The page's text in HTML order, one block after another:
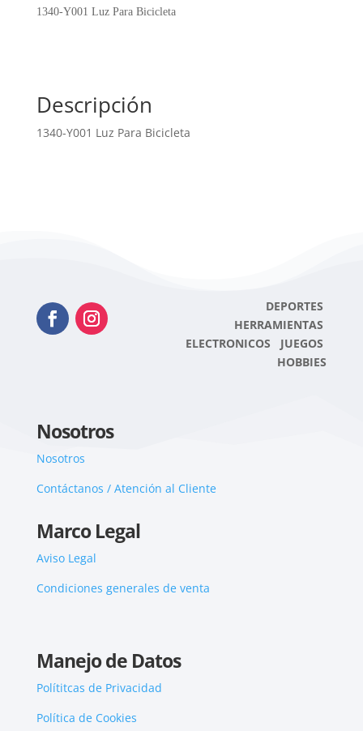
Bicicleta
1340-Y001 Luz Para Bicicleta
Descripción
1340-Y001 Luz Para Bicicleta
DEPORTES
HERRAMIENTAS
ELECTRONICOS JUEGOS
HOBBIES
Nosotros
Nosotros
Contáctanos / Atención al Cliente
Marco Legal
Aviso Legal
Condiciones generales de venta
Manejo de Datos
Polítitcas de Privacidad
Política de Cookies